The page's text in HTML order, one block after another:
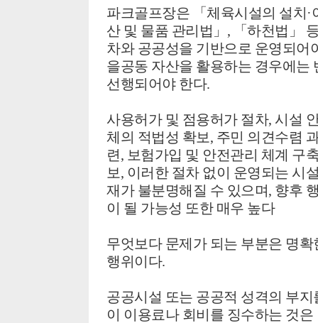
파크골프장은 「체육시설의 설치·
산 및 물품 관리법」, 「하천법」
차와 공공성을 기반으로 운영되어
을공동 자산을 활용하는 경우에는
선행되어야 한다.
사용허가 및 점용허가 절차, 시설
체의 적법성 확보, 주민 의견수렴
련, 보험가입 및 안전관리 체계 구
보, 이러한 절차 없이 운영되는 시
재가 불분명해질 수 있으며, 향후
이 될 가능성 또한 매우 높다
무엇보다 문제가 되는 부분은 명
행위이다.
공공시설 또는 공공적 성격의 부
이 이용료나 회비를 징수하는 것